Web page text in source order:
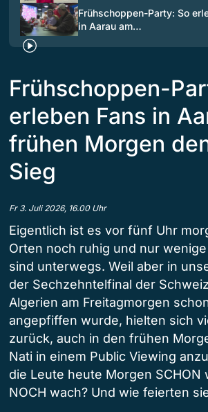
Frühschoppen-Party: So
in Aarau am…
Frühschoppen-
erleben Fans in
frühen Morgen
Sieg
Fr 3. Juli 2026, 16.00 Uhr
Eigentlich ist es vor fünf Uhr
Orten noch ruhig und nur
sind unterwegs. Weil aber in
der Sechzehntelfinal der
Algerien am Freitagmorgen
angepfiffen wurde, hielten sich
zurück, auch in den frühen
Nati in einem Public Viewing
die Leute heute Morgen SCHON
NOCH wach? Und wie feierten